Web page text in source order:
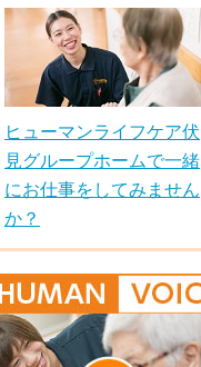
ヒューマンライフケア伏
見グループホームで一緒
にお仕事をしてみません
か？